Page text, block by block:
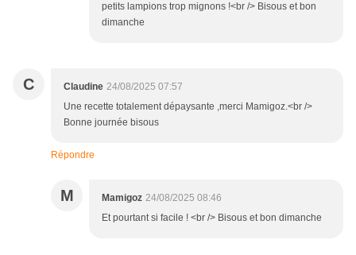
petits lampions trop mignons !<br /> Bisous et bon
dimanche
C Claudine 24/08/2025 07:57
Une recette totalement dépaysante ,merci Mamigoz.<br />
Bonne journée bisous
Répondre
M Mamigoz 24/08/2025 08:46
Et pourtant si facile ! <br /> Bisous et bon dimanche